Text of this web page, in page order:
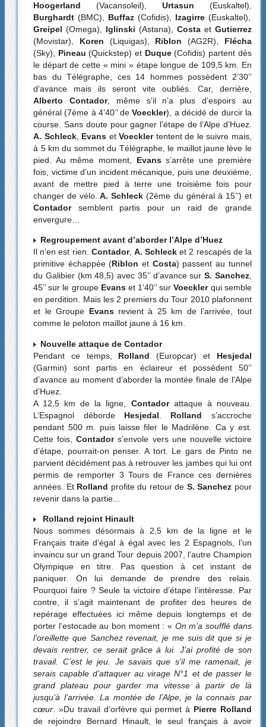
Hoogerland (Vacansoleil), Urtasun (Euskaltel),
Burghardt (BMC), Buffaz (Cofidis), Izagirre(Euskaltel),
Greipel (Omega), Iglinski (Astana), CostaetGutierrez
(Movistar), Koren (Liquigas), Riblon (AG2R),
Flécha
(Sky), Pineau (Quickstep) et Duque(Cofidis) partent dès
le départ de cette « mini » étape longue de 109,5 km. En
bas du Télégraphe, ces 14 hommes possèdent 2’30’’
d‘avance mais ils seront vite oubliés. Car, derrière,
Alberto Contador, même s’il n’a plus d’espoirs au
général (7ème à 4’40’’ de Voeckler), a décidé de durcir la
course. Sans doute pour gagner l’étape de l’Alpe d’Huez.
A. Schleck, Evans etVoecklertentent de le suivre mais,
à 5 km du sommet du Télégraphe, le maillot jaune lève le
pied. Au même moment,
Evanss’arrête une première
fois, victime d’un incident mécanique, puis une deuxième,
avant de mettre pied à terre une troisième fois pour
changer de vélo. A. Schleck (2ème du général à 15’’) et
Contadorsemblent partis pour un raid de grande
envergure…
Regroupement avant d’aborder l’Alpe d’Huez
Il n’en est rien. Contador, A. Schleck et 2 rescapés de la
primitive échappée (Riblon et Costa) passent au tunnel
du Galibier (km 48,5) avec 35’’ d’avance sur S. Sanchez,
45’’ sur le groupeEvanset 1’40’’ sur Voecklerqui semble
en perdition. Mais les 2 premiers du Tour 2010 plafonnent
et le Groupe Evansrevient à 25 km de l’arrivée, tout
comme le peloton maillot jaune à 16 km.
Nouvelle attaque de Contador
Pendant ce temps, Rolland (Europcar) et Hesjedal
(Garmin) sont partis en éclaireur et possèdent 50’’
d’avance au moment d’aborder la montée finale de l’Alpe
d’Huez.
A 12,5 km de la ligne, Contadorattaque à nouveau.
L’Espagnol débordeHesjedal Rolland s’accroche
pendant 500 m. puis laisse filer le Madrilène. Ca y est.
Cette fois,
Contadors’envole vers une nouvelle victoire
d’étape, pourrait-on penser. A tort. Le gars de Pinto ne
parvient décidément pas à retrouver les jambes qui lui ont
permis de remporter 3 Tours de France ces dernières
années. EtRolland profite du retour de S. Sanchez pour
revenir dans la partie...
Rolland rejoint Hinault
Nous sommes désormais à 2,5 km de la ligne et le
Français traite d’égal à égal avec les 2 Espagnols, l’un
invaincu sur un grand Tour depuis 2007, l’autre Champion
Olympique en titre. Pas question à cet instant de
paniquer. On lui demande de prendre des relais.
Pourquoi faire ? Seule la victoire d’étape l’intéresse. Par
contre, il s’agit maintenant de profiter des heures de
repérage effectuées ici même depuis longtemps et de
porter l’estocade au bon moment : « On m’a soufflé dans
l’oreillette que Sanchez revenait, je me suis dit que si je
devais rentrer, ce serait grâce à lui. J’ai profité de son
travail. C’est le jeu. Je savais que s’il me ramenait, je
serais capable d’attaquer au virage N°1 et de passer le
grand plateau pour garder ma vitesse à partir de là
jusqu’à l’arrivée. La montée de l’Alpe, je la connais par
cœur . »Du travail d’orfèvre qui permet à Pierre Rolland
de rejoindre Bernard Hinault, le seul français à avoir